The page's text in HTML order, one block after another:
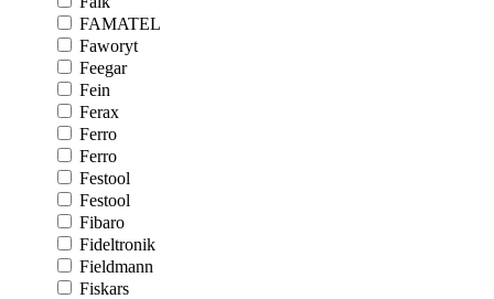
FAMATEL
Faworyt
Feegar
Fein
Ferax
Ferro
Ferro
Festool
Festool
Fibaro
Fideltronik
Fieldmann
Fiskars